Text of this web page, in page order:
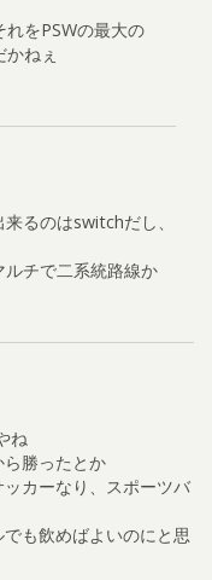
をPSWの最大の
ねぇ
るのはswitchだし、
チで二系統路線か
ね
勝ったとか
カーなり、スポーツバ
も飲めばよいのにと思